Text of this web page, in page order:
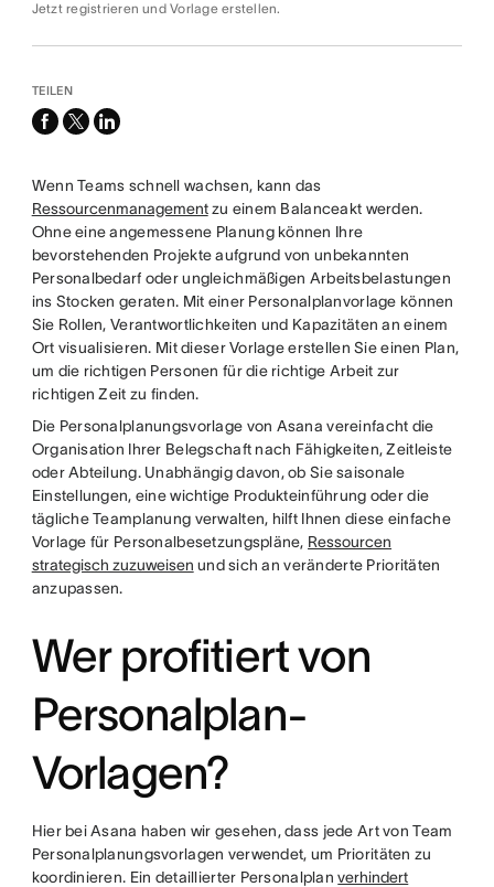
Jetzt registrieren und Vorlage erstellen.
TEILEN
facebook
x-
linkedin
Wenn Teams schnell wachsen, kann das
Ressourcenmanagementzu einem Balanceakt werden.
Ohne eine angemessene Planung können Ihre
bevorstehenden Projekte aufgrund von unbekannten
Personalbedarf oder ungleichmäßigen Arbeitsbelastungen
ins Stocken geraten. Mit einer Personalplanvorlage können
Sie Rollen, Verantwortlichkeiten und Kapazitäten an einem
Ort visualisieren. Mit dieser Vorlage erstellen Sie einen Plan,
um die richtigen Personen für die richtige Arbeit zur
richtigen Zeit zu finden.
Die Personalplanungsvorlage von Asana vereinfacht die
Organisation Ihrer Belegschaft nach Fähigkeiten, Zeitleiste
oder Abteilung. Unabhängig davon, ob Sie saisonale
Einstellungen, eine wichtige Produkteinführung oder die
tägliche Teamplanung verwalten, hilft Ihnen diese einfache
Vorlage für Personalbesetzungspläne, Ressourcen
strategisch zuzuweisen und sich an veränderte Prioritäten
anzupassen.
Wer profitiert von
Personalplan-
Vorlagen?
Hier bei Asana haben wir gesehen, dass jede Art von Team
Personalplanungsvorlagen verwendet, um Prioritäten zu
koordinieren. Ein detaillierter Personalplanverhindert